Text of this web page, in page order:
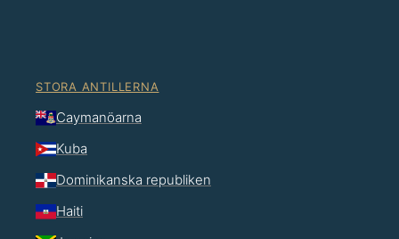
STORA ANTILLERNA
Caymanöarna
Kuba
Dominikanska republiken
Haiti